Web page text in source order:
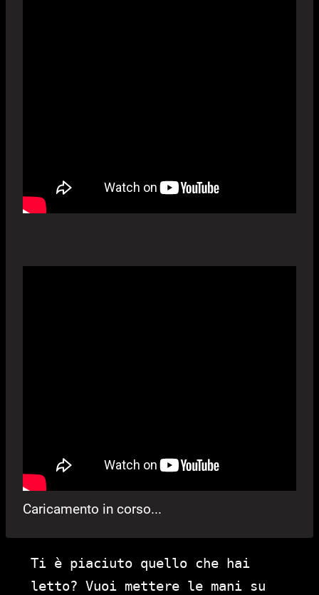
Caricamento in corso...
Ti è piaciuto quello che hai
letto? Vuoi mettere le mani su